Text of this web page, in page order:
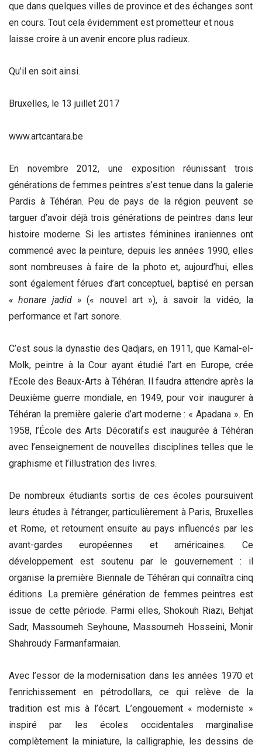
que dans quelques villes de province et des échanges sont
en cours. Tout cela évidemment est prometteur et nous
laisse croire à un avenir encore plus radieux.
Qu’il en soit ainsi.
Bruxelles, le 13 juillet 2017
www.artcantara.be
En novembre 2012, une exposition réunissant trois
générations de femmes peintres s’est tenue dans la galerie
Pardis à Téhéran. Peu de pays de la région peuvent se
targuer d’avoir déjà trois générations de peintres dans leur
histoire moderne. Si les artistes féminines iraniennes ont
commencé avec la peinture, depuis les années 1990, elles
sont nombreuses à faire de la photo et, aujourd’hui, elles
sont également férues d’art conceptuel, baptisé en persan
« honare jadid » (« nouvel art »), à savoir la vidéo, la
performance et l’art sonore.
C’est sous la dynastie des Qadjars, en 1911, que Kamal-el-
Molk, peintre à la Cour ayant étudié l’art en Europe, crée
l’Ecole des Beaux-Arts à Téhéran. Il faudra attendre après la
Deuxième guerre mondiale, en 1949, pour voir inaugurer à
Téhéran la première galerie d’art moderne : « Apadana ». En
1958, l’École des Arts Décoratifs est inaugurée à Téhéran
avec l’enseignement de nouvelles disciplines telles que le
graphisme et l’illustration des livres.
De nombreux étudiants sortis de ces écoles poursuivent
leurs études à l’étranger, particulièrement à Paris, Bruxelles
et Rome, et retournent ensuite au pays influencés par les
avant-gardes européennes et américaines. Ce
développement est soutenu par le gouvernement : il
organise la première Biennale de Téhéran qui connaîtra cinq
éditions. La première génération de femmes peintres est
issue de cette période. Parmi elles, Shokouh Riazi, Behjat
Sadr, Massoumeh Seyhoune, Massoumeh Hosseini, Monir
Shahroudy Farmanfarmaian.
Avec l’essor de la modernisation dans les années 1970 et
l’enrichissement en pétrodollars, ce qui relève de la
tradition est mis à l’écart. L’engouement « moderniste »
inspiré par les écoles occidentales marginalise
complètement la miniature, la calligraphie, les dessins de